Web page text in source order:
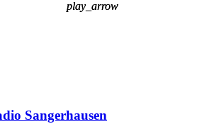
play_arrow
play_arrow